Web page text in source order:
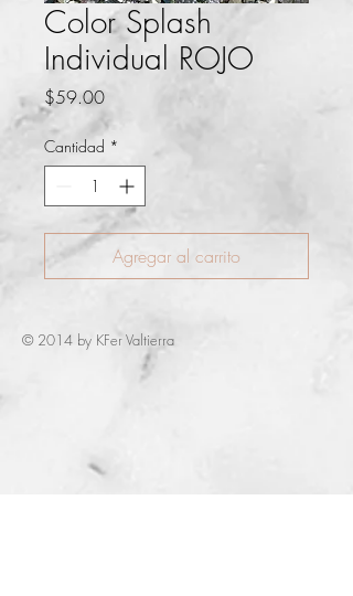
Color Splash
Individual ROJO
$59.00Precio
Cantidad *
Agregar al carrito
© 2014 by KFer Valtierra